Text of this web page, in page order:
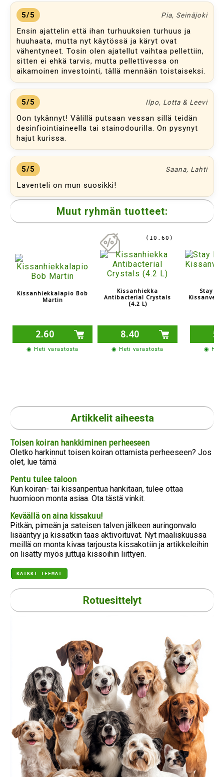
5/5 Pia, Seinäjoki
Ensin ajattelin että ihan turhuuksien turhuus ja
huuhaata, mutta nyt käytössä ja käryt ovat
vähentyneet. Tosin olen ajatellut vaihtaa pellettiin,
sitten ei ehkä tarvis, mutta pellettivessa on
aikamoinen investointi, tällä mennään toistaiseksi.
5/5 Ilpo, Lotta & Leevi
Oon tykännyt! Välillä putsaan vessan sillä teidän
desinfiointiaineella tai stainodourilla. On pysynyt
hajut kurissa.
5/5 Saana, Lahti
Laventeli on mun suosikki!
Muut ryhmän tuotteet:
Kissanhiekkalapio Bob
Martin
2.60
◉ Heti varastosta
(10.60)
Kissanhiekka
Antibacterial Crystals
(4.2 L)
8.40
◉ Heti varastosta
Stay
◉ Heti
Artikkelit aiheesta
Toisen koiran hankkiminen perheeseen
Oletko harkinnut toisen koiran ottamista perheeseen? Jos
olet, lue tämä
Pentu tulee taloon
Kun koiran- tai kissanpentua hankitaan, tulee ottaa
huomioon monta asiaa. Ota tästä vinkit.
Keväällä on aina kissakuu!
Pitkän, pimeän ja sateisen talven jälkeen auringonvalo
lisääntyy ja kissatkin taas aktivoituvat. Nyt maaliskuussa
meillä on monta kivaa tarjousta kissakotiin ja artikkeleihin
on lisätty myös juttuja kissoihin liittyen.
KAIKKI TEEMAT
Rotuesittelyt